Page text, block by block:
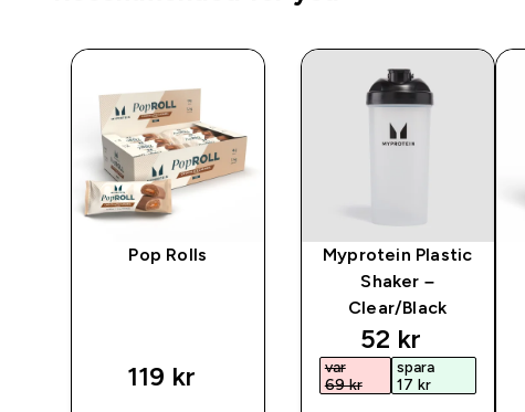
Pop Rolls
119 kr‎
Myprotein Plastic
Shaker –
Clear/Black
discounted
52 kr‎
var
69 kr‎
spara
17 kr‎